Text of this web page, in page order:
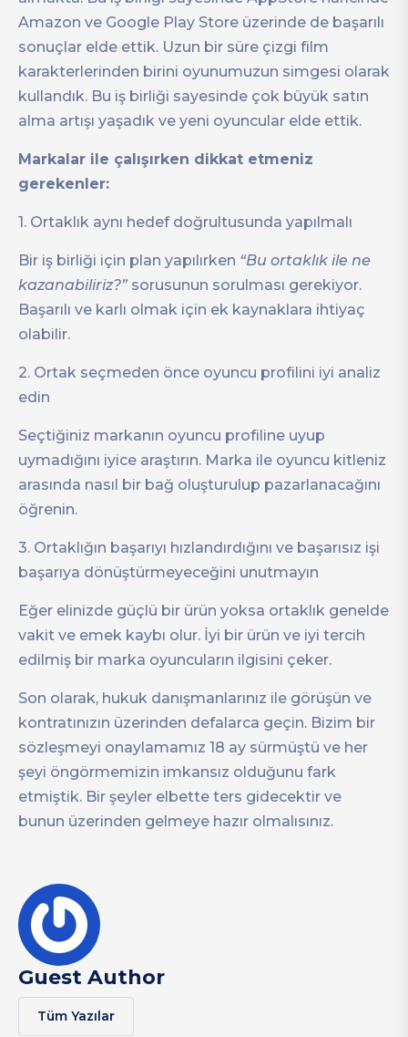
Amazon ve Google Play Store üzerinde de başarılı
sonuçlar elde ettik. Uzun bir süre çizgi film
karakterlerinden birini oyunumuzun simgesi olarak
kullandık. Bu iş birliği sayesinde çok büyük satın
alma artışı yaşadık ve yeni oyuncular elde ettik.
Markalar ile çalışırken dikkat etmeniz
gerekenler:
1. Ortaklık aynı hedef doğrultusunda yapılmalı
Bir iş birliği için plan yapılırken “Bu ortaklık ile ne
kazanabiliriz?” sorusunun sorulması gerekiyor.
Başarılı ve karlı olmak için ek kaynaklara ihtiyaç
olabilir.
2. Ortak seçmeden önce oyuncu profilini iyi analiz
edin
Seçtiğiniz markanın oyuncu profiline uyup
uymadığını iyice araştırın. Marka ile oyuncu kitleniz
arasında nasıl bir bağ oluşturulup pazarlanacağını
öğrenin.
3. Ortaklığın başarıyı hızlandırdığını ve başarısız işi
başarıya dönüştürmeyeceğini unutmayın
Eğer elinizde güçlü bir ürün yoksa ortaklık genelde
vakit ve emek kaybı olur. İyi bir ürün ve iyi tercih
edilmiş bir marka oyuncuların ilgisini çeker.
Son olarak, hukuk danışmanlarınız ile görüşün ve
kontratınızın üzerinden defalarca geçin. Bizim bir
sözleşmeyi onaylamamız 18 ay sürmüştü ve her
şeyi öngörmemizin imkansız olduğunu fark
etmiştik. Bir şeyler elbette ters gidecektir ve
bunun üzerinden gelmeye hazır olmalısınız.
Guest Author
Tüm Yazılar